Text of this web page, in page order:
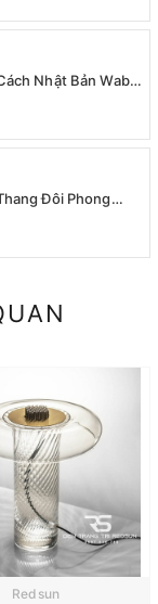
Nhật Bản Wabi-
Đôi Phong
Redsun